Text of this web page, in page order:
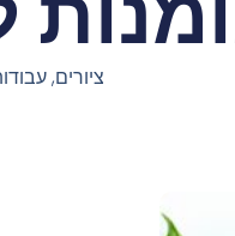
ציורים,